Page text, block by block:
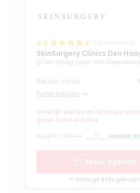
4.8
SkinSurgery Clinics Den
Den Haag, Laan van
Rejuran vanaf
Profiel bekijken
Innerlijk welzijn en uiterlijke
gaan hand in hand
Bekijk agenda
Onlangs 839x geboekt